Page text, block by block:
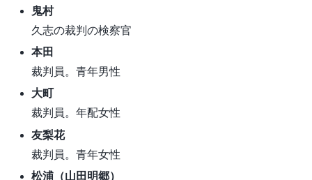
鬼村
久志の裁判の検察官
本田
裁判員。青年男性
大町
裁判員。年配女性
友梨花
裁判員。青年女性
松浦（山田明郷）